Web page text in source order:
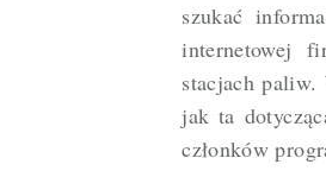
szukać
internetowej
stacjach
jak ta
członków